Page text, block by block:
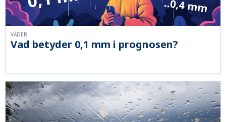
Vad betyder 0,1 mm i prognosen?
VÄDER